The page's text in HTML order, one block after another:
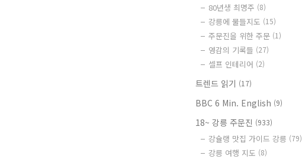
80년생 최명주 (8)
강릉에 물들지도 (15)
주문진을 위한 주문 (1)
영감의 기록들 (27)
셀프 인테리어 (2)
트렌드 읽기 (17)
BBC 6 Min. English (9)
18~ 강릉 주문진 (933)
강슐랭 맛집 가이드 강릉 (79)
강릉 여행 지도 (8)